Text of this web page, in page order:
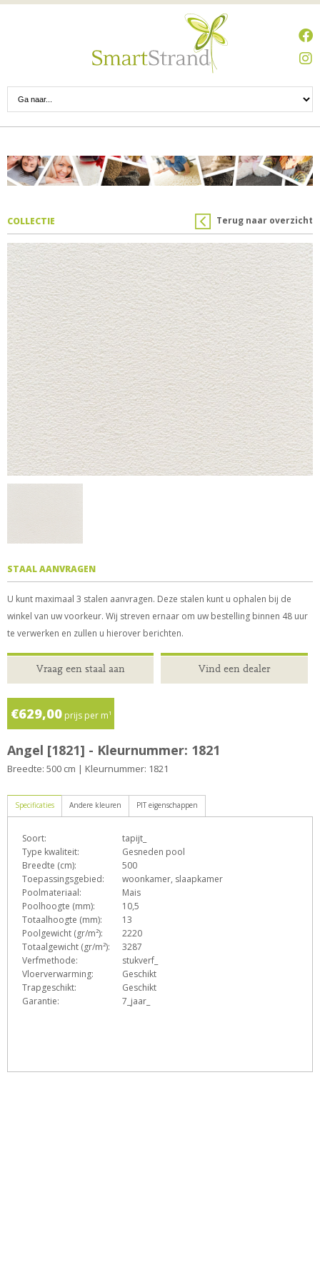
Terug naar overzicht
COLLECTIE
STAAL AANVRAGEN
U kunt maximaal 3 stalen aanvragen. Deze stalen kunt u ophalen bij de
winkel van uw voorkeur. Wij streven ernaar om uw bestelling binnen 48 uur
te verwerken en zullen u hierover berichten.
Vraag een staal aan Vind een dealer
€629,00prijs per m¹
Angel [1821] - Kleurnummer: 1821
Breedte: 500 cm | Kleurnummer: 1821
Specificaties
Soort:
tapijt_
Type kwaliteit:
Gesneden pool
Breedte (cm):
500
Toepassingsgebied:
woonkamer, slaapkamer
Poolmateriaal:
Mais
Poolhoogte (mm):
10,5
Totaalhoogte (mm):
13
Poolgewicht (gr/m²):
2220
Totaalgewicht (gr/m²):
3287
Verfmethode:
stukverf_
Vloerverwarming:
Geschikt
Trapgeschikt:
Geschikt
Garantie:
7_jaar_
Andere kleuren PIT eigenschappen
D ehL
sTZ